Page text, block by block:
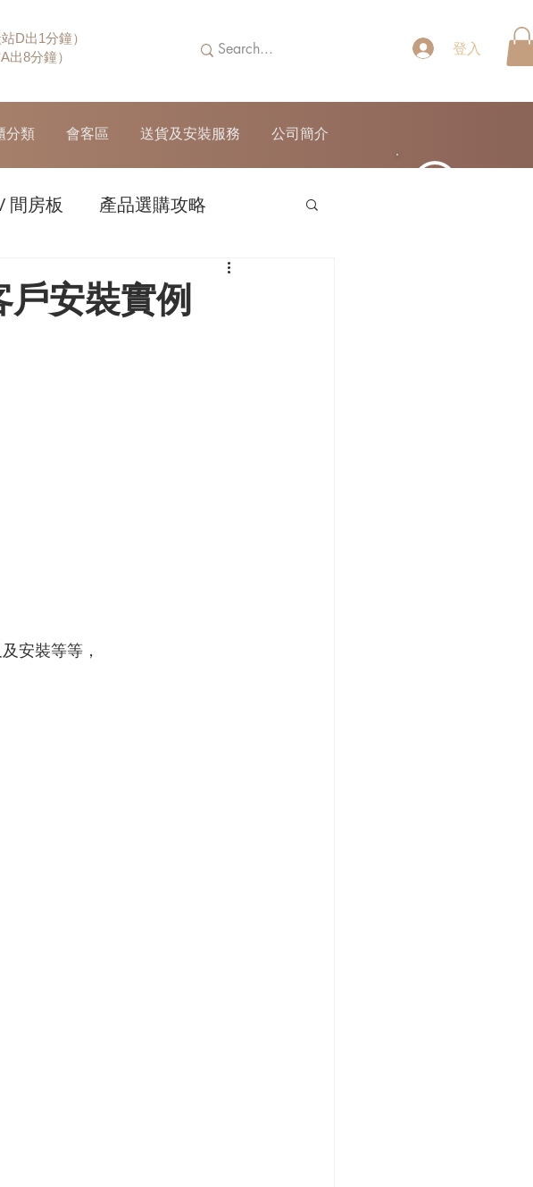
D出1分鐘）
出8分鐘）
登入
分類 會客區 送貨及安裝服務 公司簡介
間房板 產品選購攻略
安裝實例
安裝等等，